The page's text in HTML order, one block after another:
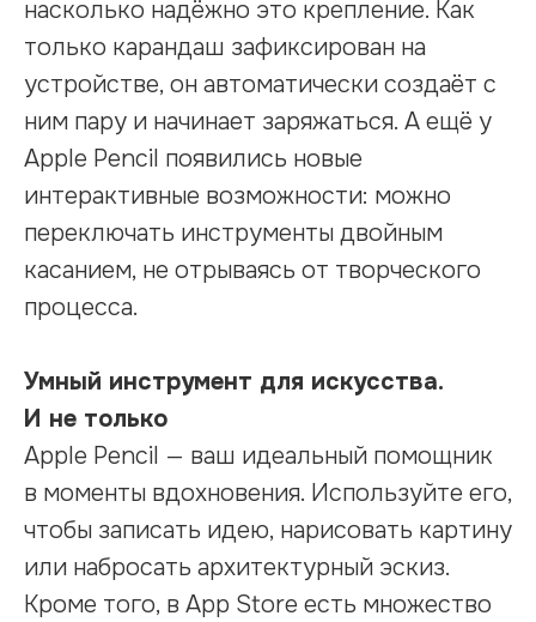
насколько надёжно это крепление. Как
только карандаш зафиксирован на
устройстве, он автоматически создаёт с
ним пару и начинает заряжаться. А ещё у
Apple Pencil появились новые
интерактивные возможности: можно
переключать инструменты двойным
касанием, не отрываясь от творческого
процесса.
Умный инструмент для искусства.
И не только
Apple Pencil — ваш идеальный помощник
в моменты вдохновения. Используйте его,
чтобы записать идею, нарисовать картину
или набросать архитектурный эскиз.
Кроме того, в App Store есть множество